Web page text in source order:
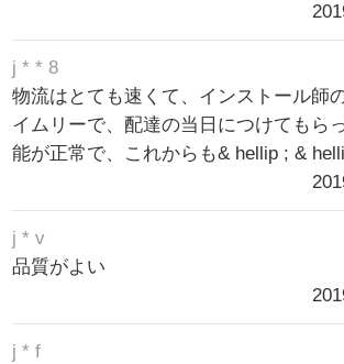
j * * 8
物流はとても速くて、インストール師
イムリーで、配達の当日につけてもら
能が正常で、これからも& hellip ; &
j * v
品質がよい
j * f